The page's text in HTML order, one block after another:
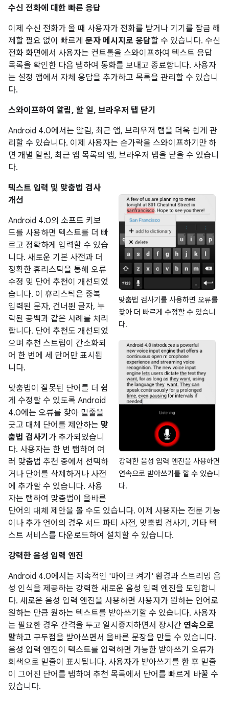
수신 전화에 대한 빠른 응답
이제 수신 전화가 올 때 사용자가 전화를 받거나 기기를 잠금 해
제할 필요 없이 빠르게 문자 메시지로 응답할 수 있습니다. 수신
전화 화면에서 사용자는 컨트롤을 스와이프하여 텍스트 응답
목록을 확인한 다음 탭하여 통화를 보내고 종료합니다. 사용자
는 설정 앱에서 자체 응답을 추가하고 목록을 관리할 수 있습니
다.
스와이프하여 알림, 할 일, 브라우저 탭 닫기
Android 4.0에서는 알림, 최근 앱, 브라우저 탭을 더욱 쉽게 관
리할 수 있습니다. 이제 사용자는 손가락을 스와이프하기만 하
면 개별 알림, 최근 앱 목록의 앱, 브라우저 탭을 닫을 수 있습니
다.
맞춤법 검사기를 사용하면 오류를
찾아 더 빠르게 수정할 수 있습니
다.
강력한 음성 입력 엔진을 사용하면
연속으로 받아쓰기를 할 수 있습니
다.
텍스트 입력 및 맞춤법 검사
개선
Android 4.0의 소프트 키보
드를 사용하면 텍스트를 더 빠
르고 정확하게 입력할 수 있습
니다. 새로운 기본 사전과 더
정확한 휴리스틱을 통해 오류
수정 및 단어 추천이 개선되었
습니다. 이 휴리스틱은 중복
입력된 문자, 건너뛴 글자, 누
락된 공백과 같은 사례를 처리
합니다. 단어 추천도 개선되었
으며 추천 스트립이 간소화되
어 한 번에 세 단어만 표시됩
니다.
맞춤법이 잘못된 단어를 더 쉽
게 수정할 수 있도록 Android
4.0에는 오류를 찾아 밑줄을
긋고 대체 단어를 제안하는 맞
춤법 검사기 가 추가되었습니
다. 사용자는 한 번 탭하여 여
러 맞춤법 추천 중에서 선택하
거나 단어를 삭제하거나 사전
에 추가할 수 있습니다. 사용
자는 탭하여 맞춤법이 올바른
단어의 대체 제안을 볼 수도 있습니다. 이제 사용자는 전문 기능
이나 추가 언어의 경우 서드 파티 사전, 맞춤법 검사기, 기타 텍
스트 서비스를 다운로드하여 설치할 수 있습니다.
강력한 음성 입력 엔진
Android 4.0에서는 지속적인 '마이크 켜기' 환경과 스트리밍 음
성 인식을 제공하는 강력한 새로운 음성 입력 엔진을 도입합니
다. 새로운 음성 입력 엔진을 사용하면 사용자가 원하는 언어로
원하는 만큼 원하는 텍스트를 받아쓰기할 수 있습니다. 사용자
는 필요한 경우 간격을 두고 일시중지하면서 장시간 연속으로
말하고 구두점을 받아쓰면서 올바른 문장을 만들 수 있습니다.
음성 입력 엔진이 텍스트를 입력하면 가능한 받아쓰기 오류가
회색으로 밑줄이 표시됩니다. 사용자가 받아쓰기를 한 후 밑줄
이 그어진 단어를 탭하여 추천 목록에서 단어를 빠르게 바꿀 수
있습니다.